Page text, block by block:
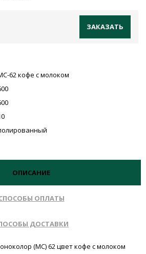
ЗАКАЗАТЬ
62 кофе с молоком
ОПИСАНИЕ
ОПЛАТЫ
ДОСТАВКИ
(MC) 62 цвет кофе с молоком